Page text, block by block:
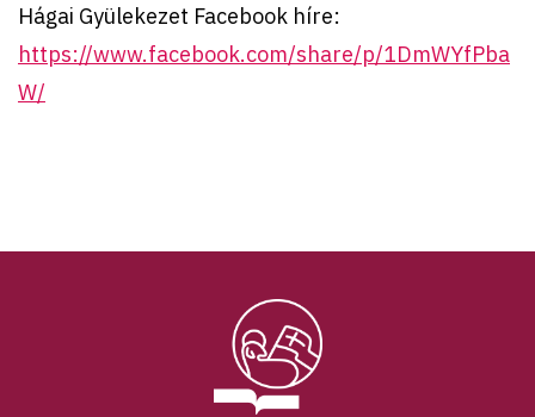
Hágai Gyülekezet Facebook híre:
https://www.facebook.com/share/p/1DmWYfPba
W/